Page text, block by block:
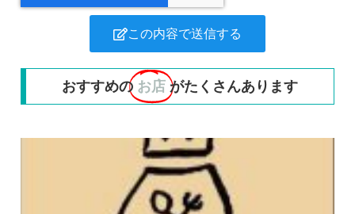
この内容で送信する
おすすめの お店 がたくさんあります